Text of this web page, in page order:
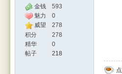
金钱
593
魅力
0
威望
278
积分
278
精华
0
帖子
218